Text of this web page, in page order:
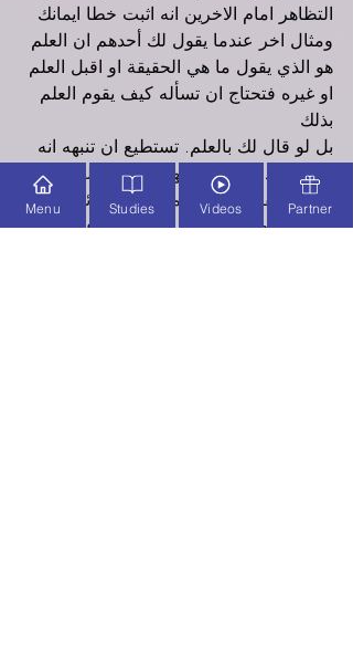
التظاهر امام الاخرين انه اثبت خطا ايمانك
ومثال اخر عندما يقول لك أحدهم ان العلم
هو الذي يقول ما هي الحقيقة او اقبل العلم
او غيره فتحتاج ان تسأله كيف يقوم العلم
بذلك
بل لو قال لك بالعلم. تستطيع ان تنبهه انه
استخدم دليل دائري فهو اثبت ان العلم
يثبت الحقائق بان العلم يثبت الحقائق
تعاملك مع الأستاذ غير مع الطلبة فمع
Menu Studies Videos Partner